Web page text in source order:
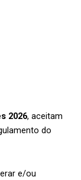
2026, aceitam
do
e/ou